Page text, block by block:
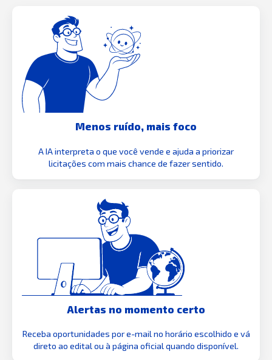
Menos ruído, mais foco
A IA interpreta o que você vende e ajuda a priorizar
licitações com mais chance de fazer sentido.
Alertas no momento certo
Receba oportunidades por e-mail no horário escolhido e vá
direto ao edital ou à página oficial quando disponível.